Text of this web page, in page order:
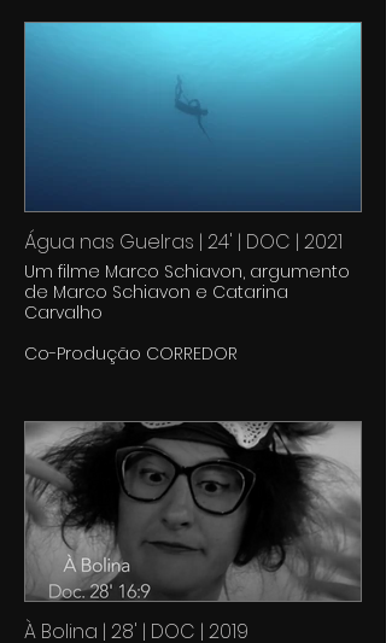
Água nas Guelras | 24' | DOC | 2021
Um filme Marco Schiavon, argumento
de Marco Schiavon e Catarina
Carvalho
Co-Produção CORREDOR
À Bolina | 28' | DOC | 2019